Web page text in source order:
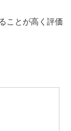
ことが高く評価